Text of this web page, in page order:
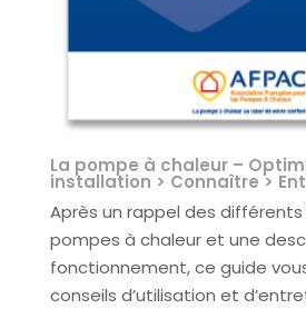
La pompe à chaleur –
installation > Connaître >
Après un rappel des
pompes à chaleur et une
fonctionnement, ce guide
conseils d’utilisation et